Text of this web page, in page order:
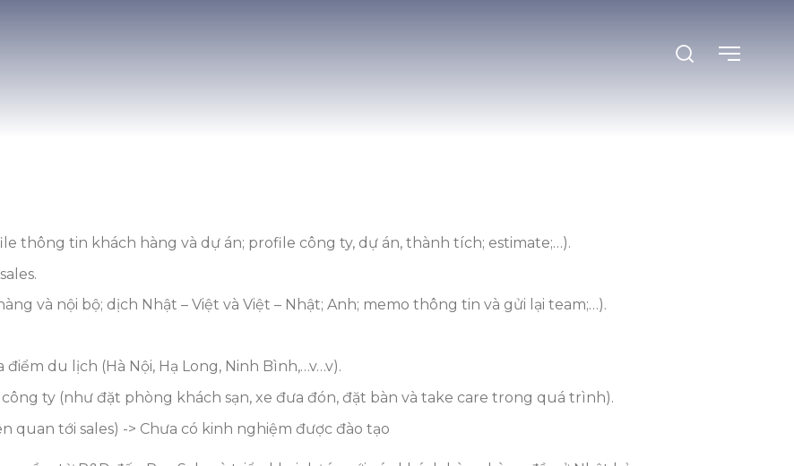
thông tin khách hàng và dự án; profile công ty, dự án, thành tích; estimate;…).
và nội bộ; dịch Nhật – Việt và Việt – Nhật; Anh; memo thông tin và gửi lại team;…).
du lịch (Hà Nội, Hạ Long, Ninh Bình,…v…v).
ty (như đặt phòng khách sạn, xe đưa đón, đặt bàn và take care trong quá trình).
quan tới sales) -> Chưa có kinh nghiệm được đào tạo